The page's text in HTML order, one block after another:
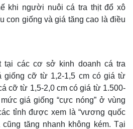
khi người nuôi cá tra thịt đổ xô
con giống và giá tăng cao là điều
tại các cơ sở kinh doanh cá tra
giống cỡ từ 1,2-1,5 cm có giá từ
cỡ từ 1,5-2,0 cm có giá từ 1.500-
giá giống “cực nóng” ở vùng
tỉnh được xem là “vương quốc
tăng nhanh không kém. Tại